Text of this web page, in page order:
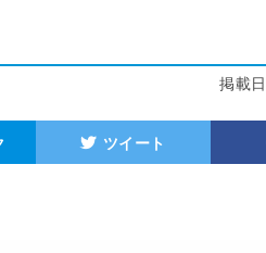
掲載日
ツイート